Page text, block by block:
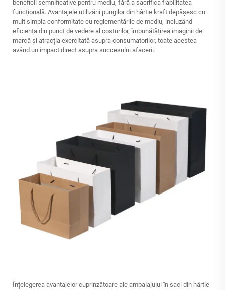
beneficii semnificative pentru mediu, fără a sacrifica fiabilitatea
funcțională. Avantajele utilizării pungilor din hârtie kraft depășesc cu
mult simpla conformitate cu reglementările de mediu, incluzând
eficiența din punct de vedere al costurilor, îmbunătățirea imaginii de
marcă și atracția exercitată asupra consumatorilor, toate acestea
având un impact direct asupra succesului afacerii.
Înțelegerea avantajelor cuprinzătoare ale ambalajului în saci din hârtie